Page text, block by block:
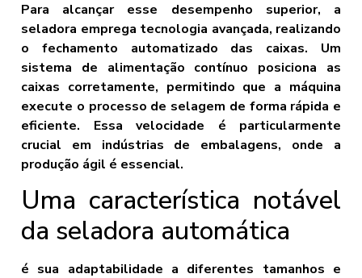
Para alcançar esse desempenho superior, a
seladora emprega tecnologia avançada, realizando
o fechamento automatizado das caixas. Um
sistema de alimentação contínuo posiciona as
caixas corretamente, permitindo que a máquina
execute o processo de selagem de forma rápida e
eficiente. Essa velocidade é particularmente
crucial em indústrias de embalagens, onde a
produção ágil é essencial.
Uma característica notável
da seladora automática
é sua adaptabilidade a diferentes tamanhos e